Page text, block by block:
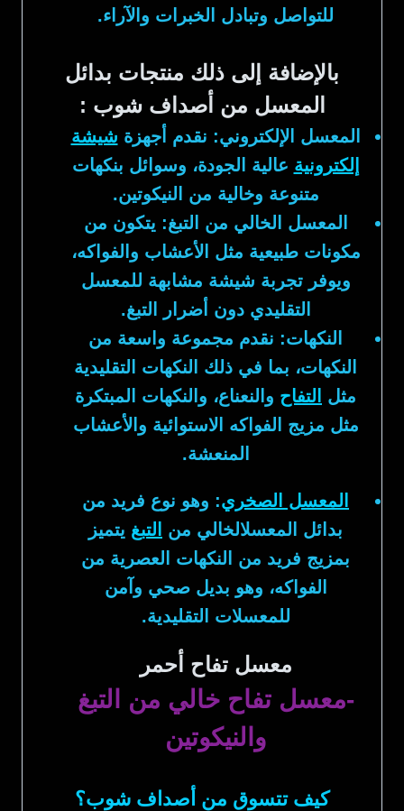
للتواصل وتبادل الخبرات والآراء.
بالإضافة إلى ذلك منتجات بدائل
المعسل من أصداف شوب :
المعسل الإلكتروني: نقدم أجهزة شيشة
إلكترونية عالية الجودة، وسوائل بنكهات
متنوعة وخالية من النيكوتين.
المعسل الخالي من التبغ: يتكون من
مكونات طبيعية مثل الأعشاب والفواكه،
ويوفر تجربة شيشة مشابهة للمعسل
التقليدي دون أضرار التبغ.
النكهات: نقدم مجموعة واسعة من
النكهات، بما في ذلك النكهات التقليدية
مثل
التفاح والنعناع، والنكهات المبتكرة
مثل مزيج الفواكه الاستوائية والأعشاب
المنعشة.
المعسل الصخري: وهو نوع فريد من
بدائل المعسلالخالي من
التبغ يتميز
بمزيج فريد من النكهات العصرية من
الفواكه، وهو بديل صحي وآمن
للمعسلات التقليدية.
معسل تفاح أحمر
-معسل تفاح خالي من التبغ
والنيكوتين
كيف تتسوق من أصداف شوب؟